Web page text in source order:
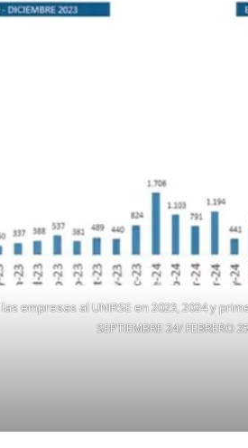
empresas al UNIRSE en 2023, 2024 y
SEPTIEMBRE 24/ FEBRERO